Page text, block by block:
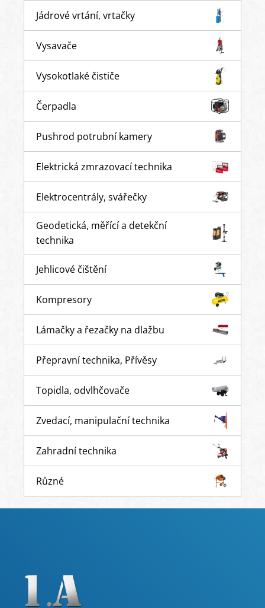
Jádrové vrtání, vrtačky
Vysavače
Vysokotlaké čističe
Čerpadla
Pushrod potrubní kamery
Elektrická zmrazovací technika
Elektrocentrály, svářečky
Geodetická, měřící a detekční
technika
Jehlicové čištění
Kompresory
Lámačky a řezačky na dlažbu
Přepravní technika, Přívěsy
Topidla, odvlhčovače
Zvedací, manipulační technika
Zahradní technika
Různé